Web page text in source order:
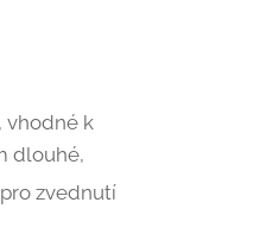
vhodné k
dlouhé,
zvednutí